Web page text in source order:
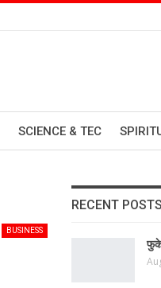
SCIENCE & TEC
BUSINESS
RECENT POSTS